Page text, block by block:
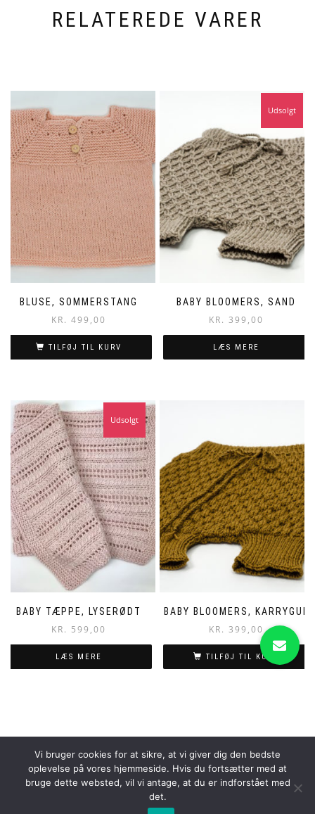
RELATEREDE VARER
BLUSE, SOMMERSTANG
KR. 499,00
TILFØJ TIL KURV
BABY BLOOMERS, SAND
KR. 399,00
Udsolgt
LÆS MERE
BABY TÆPPE, LYSERØDT
KR. 599,00
Udsolgt
LÆS MERE
BABY BLOOMERS, KARRYGUL
KR. 399,00
TILFØJ TIL KURV
Vi bruger cookies for at sikre, at vi giver dig den bedste
oplevelse på vores hjemmeside. Hvis du fortsætter med at
bruge dette websted, vil vi antage, at du er indforstået med
det.